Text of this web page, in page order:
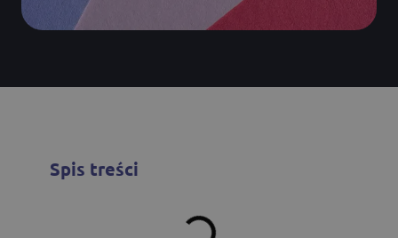
Spis treści